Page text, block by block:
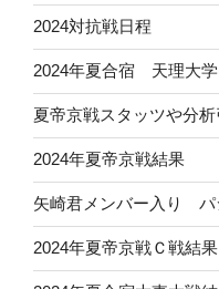
2024対抗戦日程
2024年夏合宿 天理大
夏帝京戦スタッツや分析
2024年夏帝京戦結果
矢崎君メンバー入り パ
2024年夏帝京戦Ｃ戦結果